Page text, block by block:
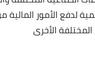
لدفع الأمور المالية
الأخرى